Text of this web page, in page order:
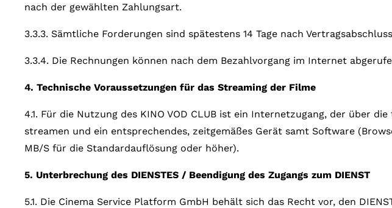
nach der gewählten Zahlungsart.
3.3.3. Sämtliche Forderungen sind spätestens 14 Tage nach
3.3.4. Die Rechnungen können nach dem Bezahlvorgang im Internet
4. Technische Voraussetzungen für das Streaming der Filme
4.1. Für die Nutzung des KINO VOD CLUB ist ein Internetzugang, der über
streamen und ein entsprechendes, zeitgemäßes Gerät samt Software
MB/S für die Standardauflösung oder höher).
5. Unterbrechung des DIENSTES / Beendigung des Zugangs zum DIENST
5.1. Die Cinema Service Platform GmbH behält sich das Recht vor, den